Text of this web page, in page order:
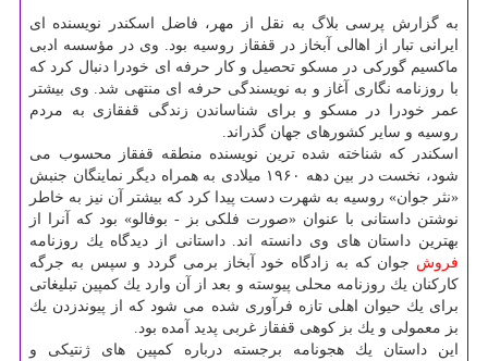
به گزارش پرسی بلاگ به نقل از مهر، فاضل اسكندر نویسنده ای
ایرانی تبار از اهالی آبخاز در قفقاز روسیه بود. وی در مؤسسه ادبی
ماكسیم گوركی در مسكو تحصیل و كار حرفه ای خودرا دنبال كرد كه
با روزنامه نگاری آغاز و به نویسندگی حرفه ای منتهی شد. وی بیشتر
عمر خودرا در مسكو و برای شناساندن زندگی قفقازی به مردم
روسیه و سایر كشورهای جهان گذراند.
اسكندر كه شناخته شده ترین نویسنده منطقه قفقاز محسوب می
شود، نخست در بین دهه ۱۹۶۰ میلادی به همراه دیگر نماینگان جنبش
«نثر جوان» روسیه به شهرت دست پیدا كرد كه بیشتر آن نیز به خاطر
نوشتن داستانی با عنوان «صورت فلكی بز - بوفالو» بود كه آنرا از
بهترین داستان های وی دانسته اند. داستانی از دیدگاه یك روزنامه
فروش جوان كه به زادگاه خود آبخاز برمی گردد و سپس به جرگه
كاركنان یك روزنامه محلی پیوسته و بعد از آن وارد یك كمپین تبلیغاتی
برای یك حیوان اهلی تازه فرآوری شده می شود كه از پیوندزدن یك
بز معمولی و یك بز كوهی قفقاز غربی پدید آمده بود.
این داستان یك هجونامه برجسته درباره كمپین های ژنتیكی و